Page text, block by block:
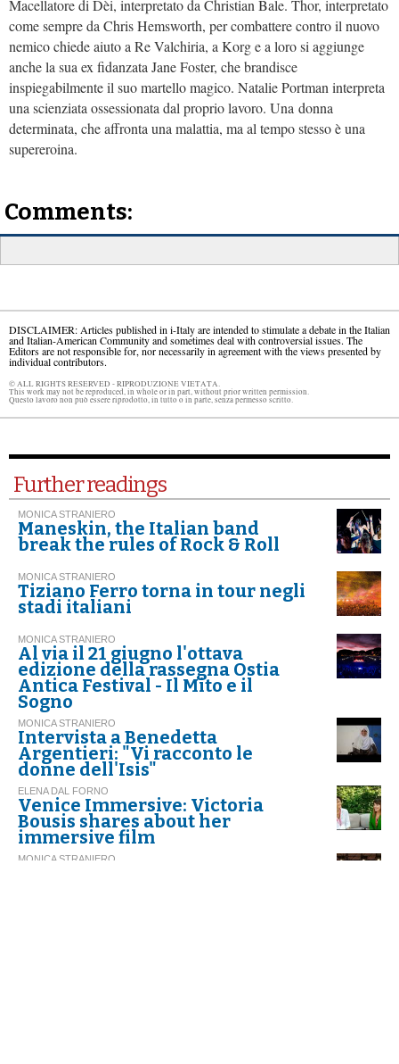
Macellatore di Dèi, interpretato da Christian Bale. Thor, interpretato
come sempre da Chris Hemsworth, per combattere contro il nuovo
nemico chiede aiuto a Re Valchiria, a Korg e a loro si aggiunge
anche la sua ex fidanzata Jane Foster, che brandisce
inspiegabilmente il suo martello magico. Natalie Portman interpreta
una scienziata ossessionata dal proprio lavoro. Una donna
determinata, che affronta una malattia, ma al tempo stesso è una
supereroina.
Comments:
DISCLAIMER: Articles published in i-Italy are intended to stimulate a debate in the Italian
and Italian-American Community and sometimes deal with controversial issues. The
Editors are not responsible for, nor necessarily in agreement with the views presented by
individual contributors.
© ALL RIGHTS RESERVED - RIPRODUZIONE VIETATA.
This work may not be reproduced, in whole or in part, without prior written permission.
Questo lavoro non può essere riprodotto, in tutto o in parte, senza permesso scritto.
Further readings
MONICA STRANIERO
Maneskin, the Italian band
break the rules of Rock & Roll
MONICA STRANIERO
Tiziano Ferro torna in tour negli
stadi italiani
MONICA STRANIERO
Al via il 21 giugno l'ottava
edizione della rassegna Ostia
Antica Festival - Il Mito e il
Sogno
MONICA STRANIERO
Intervista a Benedetta
Argentieri: "Vi racconto le
donne dell'Isis"
ELENA DAL FORNO
Venice Immersive: Victoria
Bousis shares about her
immersive film
MONICA STRANIERO